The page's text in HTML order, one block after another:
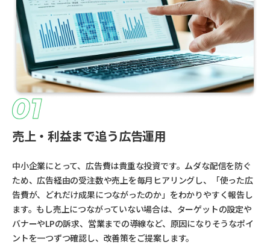
売上・利益まで追う広告運用
中小企業にとって、広告費は貴重な投資です。ムダな配信を防ぐ
ため、広告経由の受注数や売上を毎月ヒアリングし、「使った広
告費が、どれだけ成果につながったのか」をわかりやすく報告し
ます。もし売上につながっていない場合は、ターゲットの設定や
バナーやLPの訴求、営業までの導線など、原因になりそうなポイ
ントを一つずつ確認し、改善策をご提案します。